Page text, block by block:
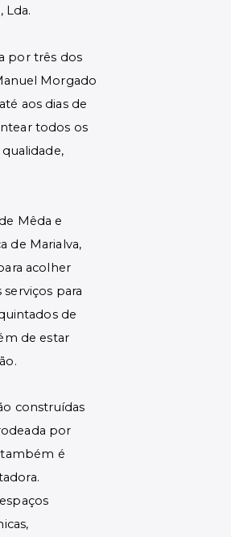
Lda.
por três dos
Morgado
aos dias de
todos os
Mêda e
de Marialva,
acolher
para
de
de estar
construídas
por
é